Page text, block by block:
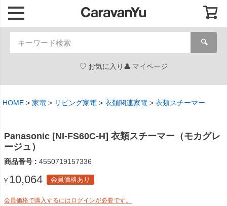
🔍
お気に入り マイページ
HOME 家電 リビング家電 衣類関連家電 衣類スチーマー
Panasonic [NI-FS60C-H] 衣類スチーマー（モカグレ
ージュ）
商品番号 4550719157336
¥ 10,064 会員価格あり
会員価格で購入するにはログインが必要です。